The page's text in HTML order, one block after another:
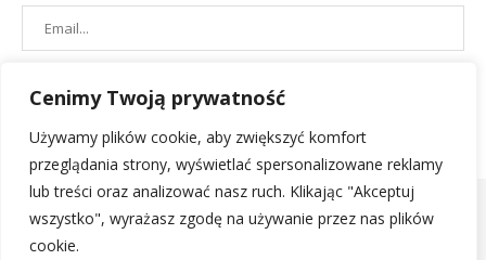
Cenimy Twoją prywatność
Używamy plików cookie, aby zwiększyć komfort
przeglądania strony, wyświetlać spersonalizowane reklamy
lub treści oraz analizować nasz ruch. Klikając "Akceptuj
wszystko", wyrażasz zgodę na używanie przez nas plików
cookie.